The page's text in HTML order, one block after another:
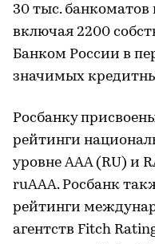
30 тыс. банкоматов
включая 2200
Банком России в
значимых
Росбанку
рейтинги
уровне AAA (RU) и
ruААА. Росбанк
рейтинги
агентств Fitch